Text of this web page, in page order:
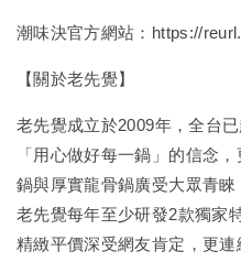
潮味決官方網站： https://
【關於老先覺】
老先覺成立於2009年，全台
「用心做好每一鍋」的信念
鍋與厚實龍骨鍋廣受大眾青
老先覺每年至少研發2款獨家
精緻平價深受網友肯定，更